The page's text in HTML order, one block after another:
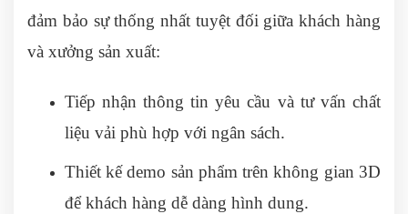
đảm bảo sự thống nhất tuyệt đối giữa khách hàng
và xưởng sản xuất:
Tiếp nhận thông tin yêu cầu và tư vấn chất
liệu vải phù hợp với ngân sách.
Thiết kế demo sản phẩm trên không gian 3D
để khách hàng dễ dàng hình dung.